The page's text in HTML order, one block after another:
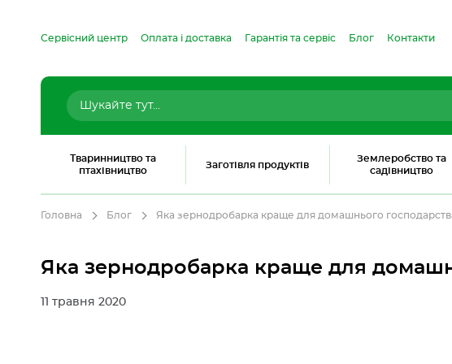
Тваринництво та
птахівництво
Заготівля продуктів
Землеробство та
садівництво
Сервісний центр Оплата і доставка Гарантія та сервіс Блог Контакти
Головна Блог Яка зернодробарка краще для домашнього
Яка зернодробарка краще для
11 травня 2020